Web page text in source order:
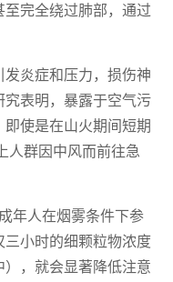
完全绕过肺部，通过
炎症和压力，损伤神
表明，暴露于空气污
使是在山火期间短期
人群因中风而前往急
年人在烟雾条件下参
小时的细颗粒物浓度
，就会显著降低注意